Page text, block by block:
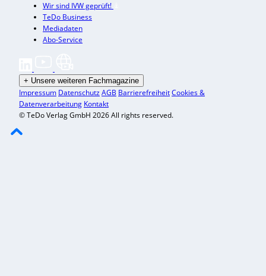
Wir sind IVW geprüft!
TeDo Business
Mediadaten
Abo-Service
+ Unsere weiteren Fachmagazine
Impressum DatenschutzAGB BarrierefreiheitCookies &
Datenverarbeitung Kontakt
© TeDo Verlag GmbH 2026 All rights reserved.